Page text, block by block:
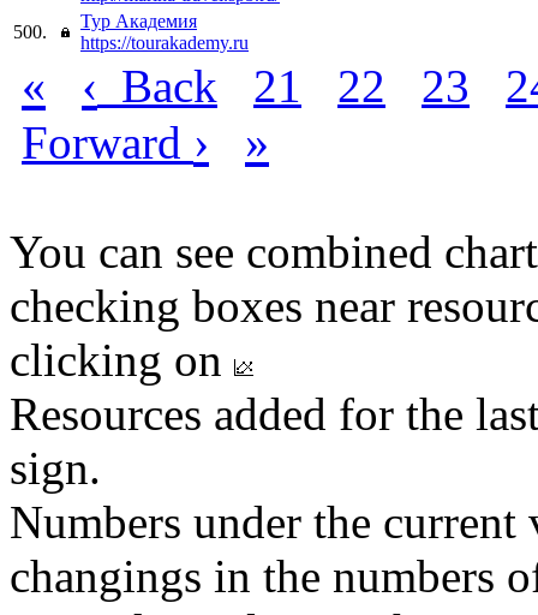
500.
Тур Академия
https://tourakademy.ru
« ‹ Back 21 22 23
Forward › »
You can see combined
checking boxes near
clicking on
Resources added for the
sign.
Numbers under the
changings in the numbers